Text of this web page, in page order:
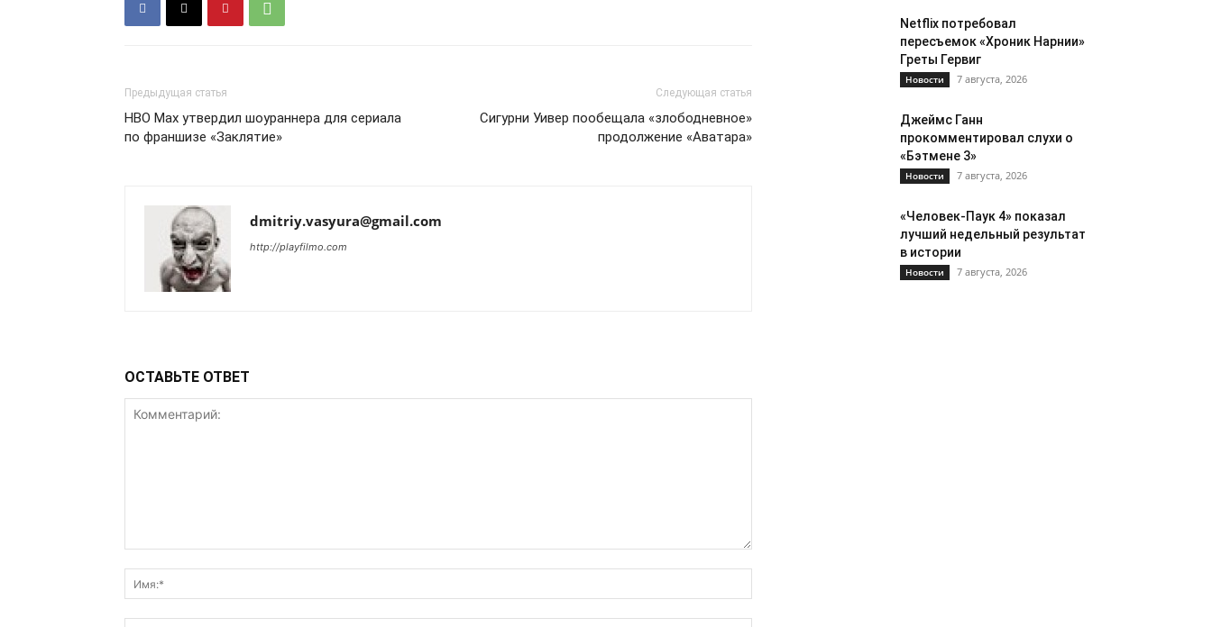
Предыдущая статья
HBO Max утвердил шоураннера для сериала
по франшизе «Заклятие»
Следующая статья
Сигурни Уивер пообещала «злободневное»
продолжение «Аватара»
dmitriy.vasyura@gmail.com
http://playfilmo.com
ОСТАВЬТЕ ОТВЕТ
Netflix потребовал
пересъемок «Хроник Нарнии»
Греты Гервиг
Новости 7 августа, 2026
Джеймс Ганн
прокомментировал слухи о
«Бэтмене 3»
Новости 7 августа, 2026
«Человек-Паук 4» показал
лучший недельный результат
в истории
Новости 7 августа, 2026